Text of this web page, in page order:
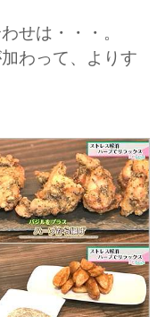
せは・・・。
わって、よりす